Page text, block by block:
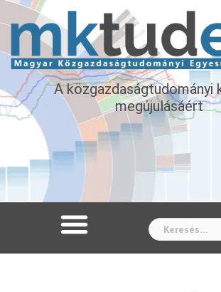
A közgazdaságtudományi
megújulásáért